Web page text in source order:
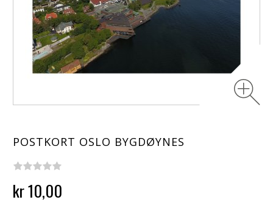
POSTKORT OSLO BYGDØYNES
kr 10,00